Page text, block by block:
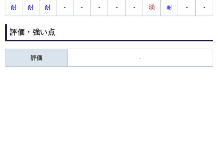
耐 耐 耐 - - - - - 弱 耐 - -
評価・強い点
評価 -